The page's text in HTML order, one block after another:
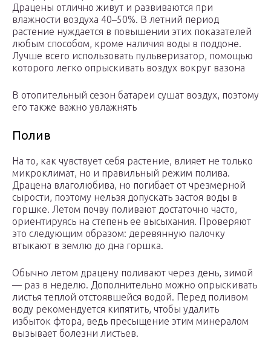
Драцены отлично живут и развиваются при
влажности воздуха 40–50%. В летний период
растение нуждается в повышении этих показателей
любым способом, кроме наличия воды в поддоне.
Лучше всего использовать пульверизатор, помощью
которого легко опрыскивать воздух вокруг вазона
В отопительный сезон батареи сушат воздух, поэтому
его также важно увлажнять
Полив
На то, как чувствует себя растение, влияет не только
микроклимат, но и правильный режим полива.
Драцена влаголюбива, но погибает от чрезмерной
сырости, поэтому нельзя допускать застоя воды в
горшке. Летом почву поливают достаточно часто,
ориентируясь на степень ее высыхания. Проверяют
это следующим образом: деревянную палочку
втыкают в землю до дна горшка.
Обычно летом драцену поливают через день, зимой
— раз в неделю. Дополнительно можно опрыскивать
листья теплой отстоявшейся водой. Перед поливом
воду рекомендуется кипятить, чтобы удалить
избыток фтора, ведь пресыщение этим минералом
вызывает болезни листьев.